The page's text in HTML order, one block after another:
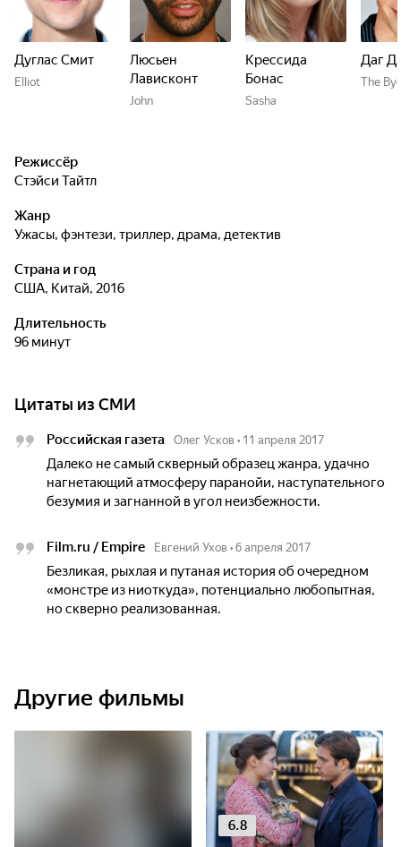
Дуглас Смит
Elliot
Люсьен
Лависконт
John
Крессида
Бонас
Sasha
Даг
The
Режиссёр
Стэйси Тайтл
Жанр
ужасы, фэнтези, триллер, драма, детектив
Страна и год
США, Китай, 2016
Длительность
96 минут
Цитаты из СМИ
Российская газета Олег Усков • 11 апреля 2017
Далеко не самый скверный образец жанра, удачно
нагнетающий атмосферу паранойи, наступательного
безумия и загнанной в угол неизбежности.
Film.ru / Empire Евгений Ухов • 6 апреля 2017
Безликая, рыхлая и путаная история об очередном
«монстре из ниоткуда», потенциально любопытная,
но скверно реализованная.
Другие фильмы
6.8